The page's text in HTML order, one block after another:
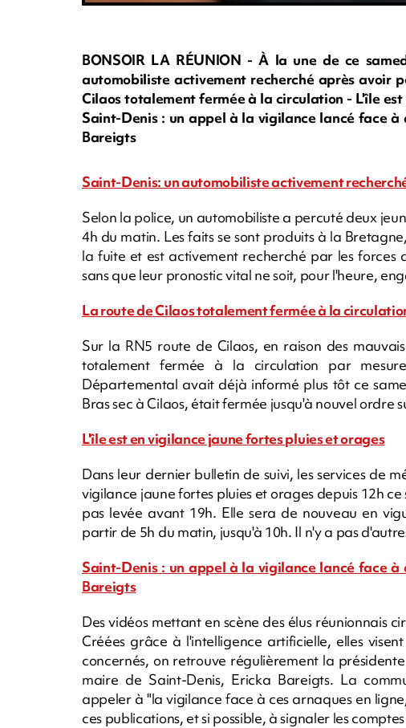
BONSOIR LA RÉUNION - À la une de ce
automobiliste activement recherché après avoir
Cilaos totalement fermée à la circulation - L'île
Saint-Denis : un appel à la vigilance lancé face à
Bareigts
Saint-Denis: un automobiliste activement
Selon la police, un automobiliste a percuté deux
4h du matin. Les faits se sont produits à la
la fuite et est activement recherché par les forces
sans que leur pronostic vital ne soit, pour l'heure,
La route de Cilaos totalement fermée à la
Sur la RN5 route de Cilaos, en raison des
totalement fermée à la circulation par
Départemental avait déjà informé plus tôt ce
Bras sec à Cilaos, était fermée jusqu'à nouvel ordre
L'île est en vigilance jaune fortes pluies et orages
Dans leur dernier bulletin de suivi, les services de
vigilance jaune fortes pluies et orages depuis 12h
pas levée avant 19h. Elle sera de nouveau en
partir de 5h du matin, jusqu'à 10h. Il n'y a pas
Saint-Denis : un appel à la vigilance lancé face à
Bareigts
Des vidéos mettant en scène des élus réunionnais
Créées grâce à l'intelligence artificielle, elles
concernés, on retrouve régulièrement la
maire de Saint-Denis, Ericka Bareigts. La
appeler à "la vigilance face à ces arnaques en
ces publications, et si possible, à signaler les